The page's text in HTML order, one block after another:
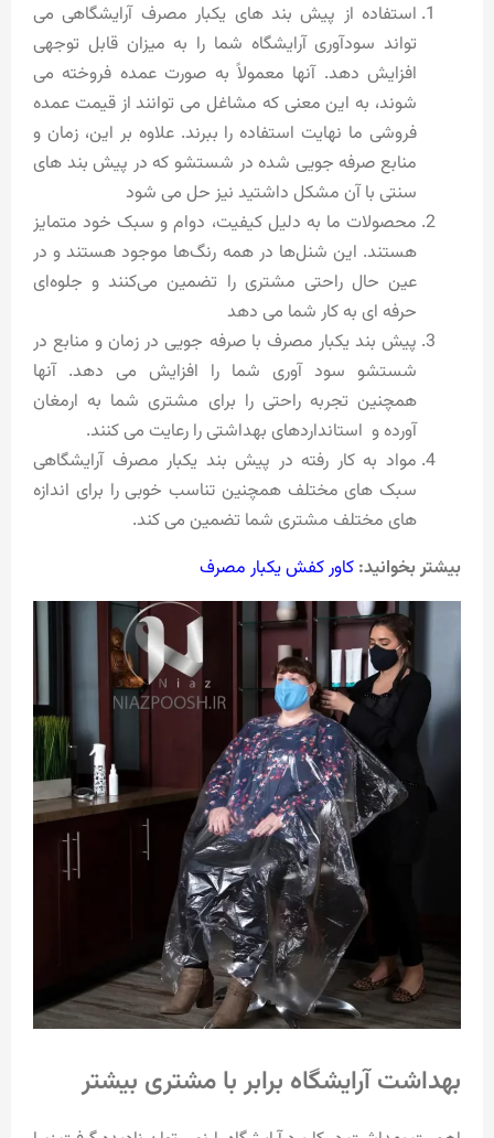
استفاده از پیش بند های یکبار مصرف آرایشگاهی می
تواند سودآوری آرایشگاه شما را به میزان قابل توجهی
افزایش دهد. آنها معمولاً به صورت عمده فروخته می
شوند، به این معنی که مشاغل می توانند از قیمت عمده
فروشی ما نهایت استفاده را ببرند. علاوه بر این، زمان و
منابع صرفه‌ جویی شده در شستشو که در پیش بند های
سنتی با آن مشکل داشتید نیز حل می شود
محصولات ما به دلیل کیفیت، دوام و سبک خود متمایز
هستند. این شنل‌ها در همه رنگ‌ها موجود هستند و در
عین حال راحتی مشتری را تضمین می‌کنند و جلوه‌ای
حرفه‌ ای به کار شما می دهد
پیش بند یکبار مصرف با صرفه جویی در زمان و منابع در
شستشو سود آوری شما را افزایش می دهد. آنها
همچنین تجربه راحتی را برای مشتری شما به ارمغان
آورده و استانداردهای بهداشتی را رعایت می کنند.
مواد به کار رفته در پیش بند یکبار مصرف آرایشگاهی
سبک های مختلف همچنین تناسب خوبی را برای اندازه
های مختلف مشتری شما تضمین می کند.
بیشتر بخوانید: کاور کفش یکبار مصرف
بهداشت آرایشگاه برابر با مشتری بیشتر